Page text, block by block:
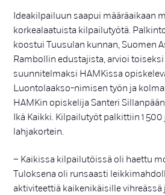
Ideakilpailuun saapui määräaikaan
korkealaatuista kilpailutyötä.
koostui Tuusulan kunnan, Suomen
Rambollin edustajista, arvioi
suunnitelmaksi HAMKissa
Luontolaakso-nimisen työn ja
HAMKin opiskelija Santeri
Ikä Kaikki. Kilpailutyöt palkittiin 1 500
lahjakortein.
– Kaikissa kilpailutöissä oli haettu
Tuloksena oli runsaasti
aktiviteettiä kaikenikäisille vihreässä